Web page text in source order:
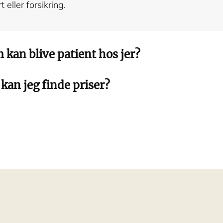
eller forsikring.
kan blive patient hos jer?
imod både gruppe 1- og gruppe 2-patienter samt
jeg finde priser?